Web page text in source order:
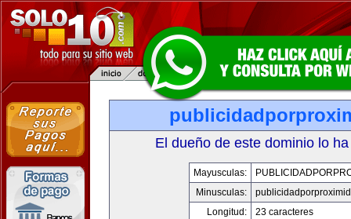
El dueño de este dominio lo
Mayusculas:
Minusculas:
Longitud:
23 caracteres